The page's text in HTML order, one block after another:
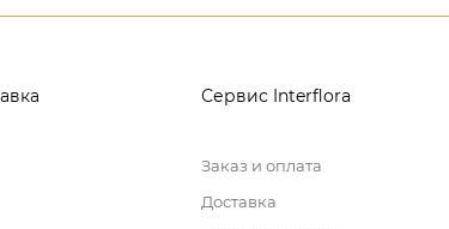
Сервис Interflora
Заказ и оплата
Доставка